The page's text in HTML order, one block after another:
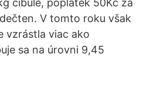
cibule, poplatek 50Kč za
V tomto roku však
vzrástla viac ako
sa na úrovni 9,45